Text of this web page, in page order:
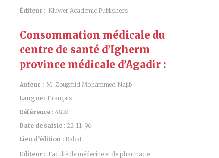
Éditeur : Kluwer Academic Publishers
Consommation médicale du
centre de santé d’Igherm
province médicale d’Agadir :
Auteur : M. Zougmid Mohammed Najib
Langue : Français
Référence : 4833
Date de saisie : 22-11-96
Lieu d’édition : Rabat
Éditeur : Faculté de médecine et de pharmacie